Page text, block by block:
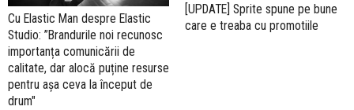
Cu Elastic Man despre Elastic
Studio: ”Brandurile noi recunosc
importanța comunicării de
calitate, dar alocă puține resurse
pentru așa ceva la început de
drum"
[UPDATE] Sprite spune pe bune
care e treaba cu promotiile